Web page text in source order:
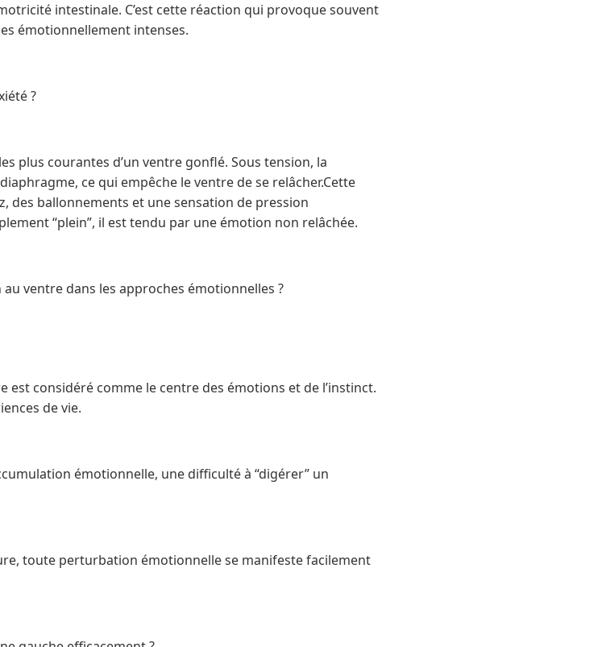
intestinale. C’est cette réaction qui provoque souvent
émotionnellement intenses.
?
plus courantes d’un ventre gonflé. Sous tension, la
ce qui empêche le ventre de se relâcher.Cette
des ballonnements et une sensation de pression
“plein”, il est tendu par une émotion non relâchée.
ventre dans les approches émotionnelles ?
est considéré comme le centre des émotions et de l’instinct.
de vie.
émotionnelle, une difficulté à “digérer” un
toute perturbation émotionnelle se manifeste facilement